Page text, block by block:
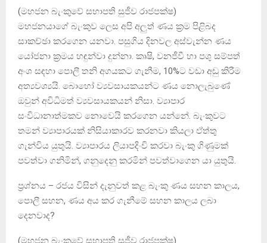
(මහජන බැංකුවේ සභාපති සුජීව රාජපක්ෂ)
මහජනයාගේ බැංකුව ලෙස අපි අලුත් ණය ක්‍රම පිළිබද
සාකච්ඡා කරගෙන යනවා. පසුගිය දිනවල අස්වැන්න ණය
යෝජනා ක්‍රමය හඳුන්වා දුන්නා. කෘෂි, වනජීවී හා පශු සම්පත්
අංශ සඳහා පොලී තනි අගයකට ගැනීම, 10%ට වඩා අඩු කිරීම
අත්‍යවශ්‍යයි. බොහෝ ව්‍යවසායකයන්ට ණය නොලැබුණේ
ඔවුන් අවිධිමත් ව්‍යවසායකයන් නිසා. ව්‍යාපාර
සංවිධානාත්මකව නොවෙයි කරගෙන යන්නේ. බැංකුවට
තමන් ව්‍යාපාරයක් නිසියාකාරව කරනවා කියලා ඒත්තු
ගැන්විය යුතුයි. ව්‍යාපාරය ලියාපදිංචි කරවා බැංකු ගිණුමක්
පවත්වා ගනිමින්, ගනුදෙනු කරමින් පවත්වාගෙන යා යුතුයි.
ප්‍රශ්නය – රජය විසින් දැනුවත් කළ බැංකු ණය සහන කාලය,
පොලී සහන, ණය අය කර ගැනීමේ සහන කාලය ලබා
දෙනවාද?
(මහජන බැංකුවේ සභාපති සුජීව රාජපක්ෂ)